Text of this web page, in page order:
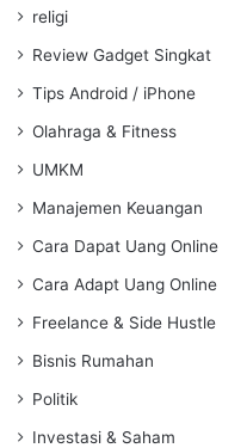
religi
Review Gadget Singkat
Tips Android / iPhone
Olahraga & Fitness
UMKM
Manajemen Keuangan
Cara Dapat Uang Online
Cara Adapt Uang Online
Freelance & Side Hustle
Bisnis Rumahan
Politik
Investasi & Saham